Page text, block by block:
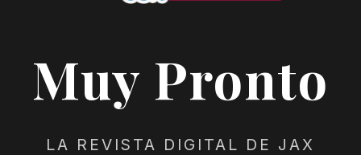
Muy Pronto
LA REVISTA DIGITAL DE JAX